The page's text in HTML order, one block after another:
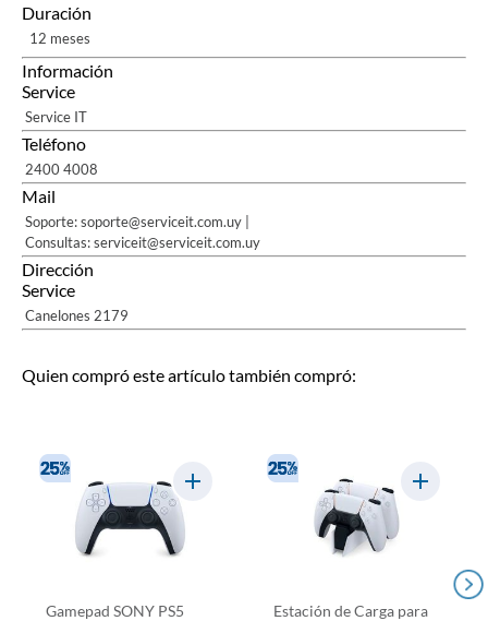
Duración
12 meses
Información
Service
Service IT
Teléfono
2400 4008
Mail
Soporte: soporte@serviceit.com.uy |
Consultas: serviceit@serviceit.com.uy
Dirección
Service
Canelones 2179
Quien compró este artículo también compró:
Gamepad SONY PS5
Estación de Carga para